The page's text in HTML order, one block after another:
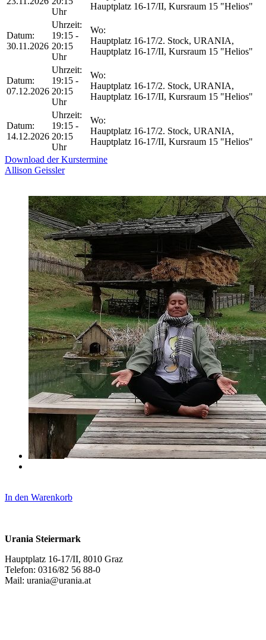
Uhr
Hauptplatz 16-17/II, Kursraum 15 "Helios"
Datum:
30.11.2026
Uhrzeit:
19:15 -
20:15
Uhr
Wo:
Hauptplatz 16-17/2. Stock, URANIA,
Hauptplatz 16-17/II, Kursraum 15 "Helios"
Datum:
07.12.2026
Uhrzeit:
19:15 -
20:15
Uhr
Wo:
Hauptplatz 16-17/2. Stock, URANIA,
Hauptplatz 16-17/II, Kursraum 15 "Helios"
Datum:
14.12.2026
Uhrzeit:
19:15 -
20:15
Uhr
Wo:
Hauptplatz 16-17/2. Stock, URANIA,
Hauptplatz 16-17/II, Kursraum 15 "Helios"
Download der Kurstermine
Allison Geissler
In den Warenkorb
Urania Steiermark
Hauptplatz 16-17/II, 8010 Graz
Telefon: 0316/82 56 88-0
Mail: urania@urania.at